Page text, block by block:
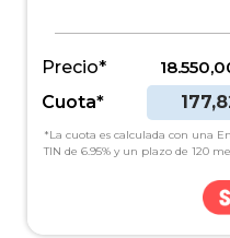
Precio*
Cuota*
*La cuota es calculada con una
TIN de 6.95% y un plazo de 120